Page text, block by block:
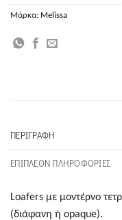
Μάρκα: Melissa
ΠΕΡΙΓΡΑΦΉ
ΕΠΙΠΛΈΟΝ ΠΛΗΡΟΦΟΡΊΕΣ
Loafers με μοντέρνο
(διάφανη ή opaque).